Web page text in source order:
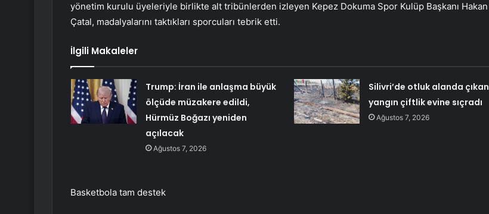
yönetim kurulu üyeleriyle birlikte alt tribünlerden izleyen Kepez Dokuma Spor Kulüp Başkanı Hakan
Çatal, madalyalarını taktıkları sporcuları tebrik etti.
İlgili Makaleler
Trump: İran ile anlaşma büyük
ölçüde müzakere edildi,
Hürmüz Boğazı yeniden
açılacak
Ağustos 7, 2026
Silivri’de otluk alanda çıkan
yangın çiftlik evine sıçradı
Ağustos 7, 2026
Basketbola tam destek